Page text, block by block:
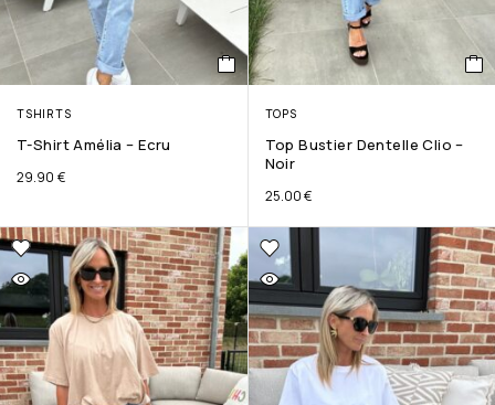
TSHIRTS
T-Shirt Amélia – Ecru
29.90 €
TOPS
Top Bustier Dentelle Clio –
Noir
25.00€